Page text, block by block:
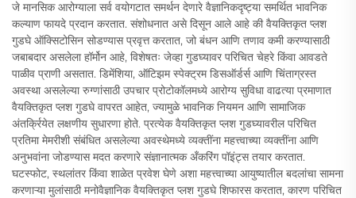
जे मानसिक आरोग्याला सर्व वयोगटात समर्थन देणारे वैज्ञानिकदृष्ट्या समर्थित भावनिक
कल्याण फायदे प्रदान करतात. संशोधनात असे दिसून आले आहे की वैयक्तिकृत प्लश
गुडघे ऑक्सिटोसिन सोडण्यास प्रवृत्त करतात, जो बंधन आणि तणाव कमी करण्यासाठी
जबाबदार असलेला हॉर्मोन आहे, विशेषतः जेव्हा गुडघ्यावर परिचित चेहरे किंवा आवडते
पाळीव प्राणी असतात. डिमेंशिया, ऑटिझम स्पेक्ट्रम डिसऑर्डर्स आणि चिंताग्रस्त
अवस्था असलेल्या रुग्णांसाठी उपचार प्रोटोकॉलमध्ये आरोग्य सुविधा वाढत्या प्रमाणात
वैयक्तिकृत प्लश गुडघे वापरत आहेत, ज्यामुळे भावनिक नियमन आणि सामाजिक
अंतर्क्रियेत लक्षणीय सुधारणा होते. प्रत्येक वैयक्तिकृत प्लश गुडघ्यावरील परिचित
प्रतिमा मेमरीशी संबंधित असलेल्या अवस्थेमध्ये व्यक्तींना महत्त्वाच्या व्यक्तींना आणि
अनुभवांना जोडण्यास मदत करणारे संज्ञानात्मक अँकरिंग पॉइंट्स तयार करतात.
घटस्फोट, स्थलांतर किंवा शाळेत प्रवेश घेणे अशा महत्त्वाच्या आयुष्यातील बदलांचा सामना
करणाऱ्या मुलांसाठी मनोवैज्ञानिक वैयक्तिकृत प्लश गुडघे शिफारस करतात, कारण परिचित